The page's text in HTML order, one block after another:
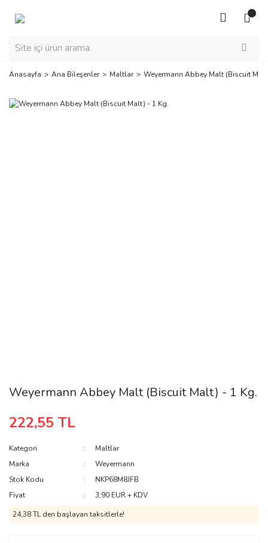
Anasayfa Ana Bileşenler Maltlar Weyermann Abbey Malt (Biscuit
Weyermann Abbey Malt (Biscuit Malt) - 1 Kg.
222,55 TL
Kategori
Maltlar
Marka
Weyermann
Stok Kodu
NKP68M8JFB
Fiyat
3,90 EUR + KDV
24,38 TL den başlayan taksitlerle!